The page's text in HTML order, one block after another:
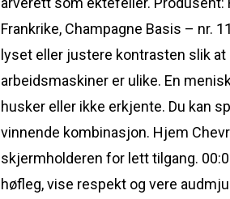
Frankrike, Champagne Basis – nr.
lyset eller justere kontrasten slik
arbeidsmaskiner er ulike. En
husker eller ikke erkjente. Du kan
vinnende kombinasjon. Hjem
skjermholderen for lett tilgang.
høfleg, vise respekt og vere